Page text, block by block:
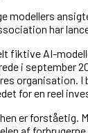
modellers
har
fiktive AI-
i september
organisation.
for en reel
er forståetig.
af